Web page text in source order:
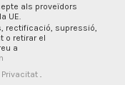
als proveïdors
UE.
rectificació, supressió,
o retirar el
a